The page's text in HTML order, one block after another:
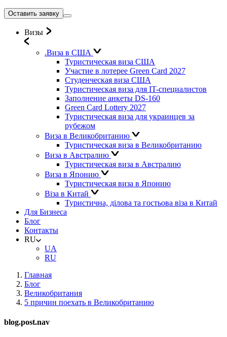
Оставить заявку
Визы
.Виза в США
Туристическая виза США
Участие в лотерее Green Card 2027
Студенческая виза США
Туристическая виза для IT-специалистов
Заполнение анкеты DS-160
Green Card Lottery 2027
Туристическая виза для украинцев за
рубежом
Виза в Великобританию
Туристическая виза в Великобританию
Виза в Австралию
Туристическая виза в Австралию
Виза в Японию
Туристическая виза в Японию
Віза в Китай
Туристична, ділова та гостьова віза в Китай
Для Бизнеса
Блог
Контакты
RU
UA
RU
Главная
Блог
Великобритания
5 причин поехать в Великобританию
blog.post.nav